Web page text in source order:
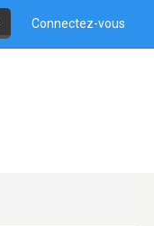
Connectez-vous